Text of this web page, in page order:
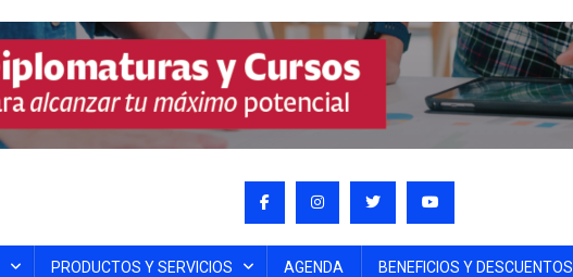
PRODUCTOS Y SERVICIOS AGENDA BENEFICIOS Y DESCUENTOS